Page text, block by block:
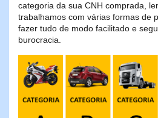
categoria da sua CNH comprada,
trabalhamos com várias formas de
fazer tudo de modo facilitado e
burocracia.